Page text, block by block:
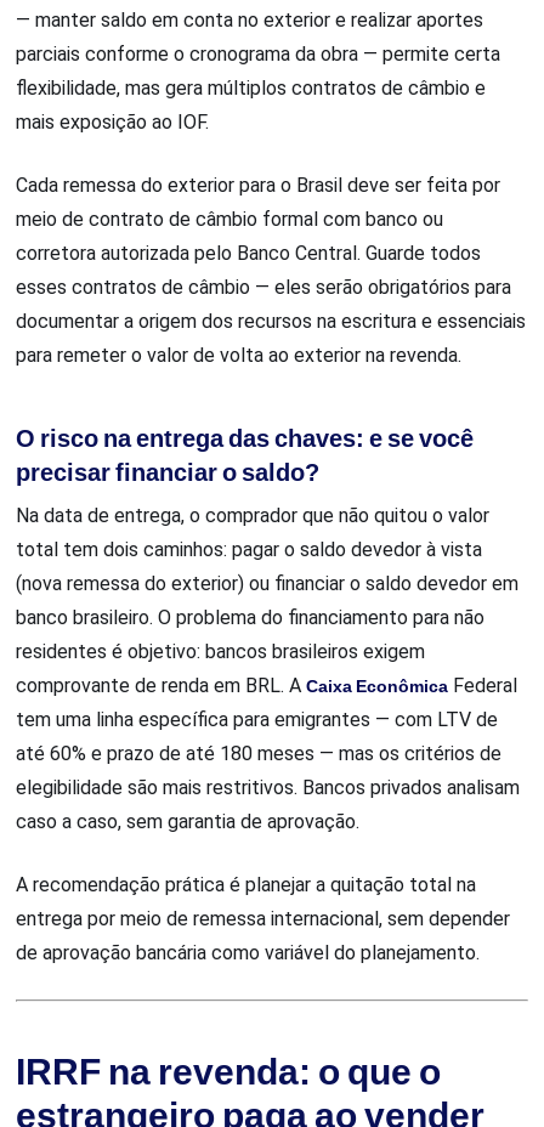
— manter saldo em conta no exterior e realizar aportes
parciais conforme o cronograma da obra — permite certa
flexibilidade, mas gera múltiplos contratos de câmbio e
mais exposição ao IOF.
Cada remessa do exterior para o Brasil deve ser feita por
meio de contrato de câmbio formal com banco ou
corretora autorizada pelo Banco Central. Guarde todos
esses contratos de câmbio — eles serão obrigatórios para
documentar a origem dos recursos na escritura e essenciais
para remeter o valor de volta ao exterior na revenda.
O risco na entrega das chaves: e se você
precisar financiar o saldo?
Na data de entrega, o comprador que não quitou o valor
total tem dois caminhos: pagar o saldo devedor à vista
(nova remessa do exterior) ou financiar o saldo devedor em
banco brasileiro. O problema do financiamento para não
residentes é objetivo: bancos brasileiros exigem
comprovante de renda em BRL. ACaixa Econômica Federal
tem uma linha específica para emigrantes — com LTV de
até 60% e prazo de até 180 meses — mas os critérios de
elegibilidade são mais restritivos. Bancos privados analisam
caso a caso, sem garantia de aprovação.
A recomendação prática é planejar a quitação total na
entrega por meio de remessa internacional, sem depender
de aprovação bancária como variável do planejamento.
IRRF na revenda: o que o
estrangeiro paga ao vender